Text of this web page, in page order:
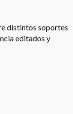
distintos soportes
editados y